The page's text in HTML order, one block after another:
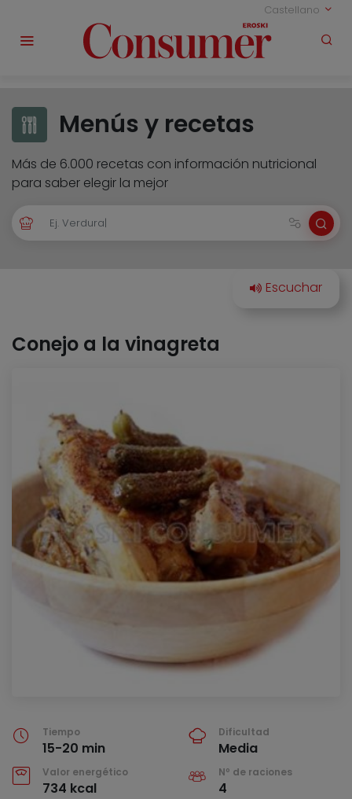
Castellano
Menús y recetas
Más de 6.000 recetas con información nutricional
para saber elegir la mejor
Conejo a la vinagreta
Tiempo
15-20 min
Dificultad
Media
Valor energético
734 kcal
Nº de raciones
4